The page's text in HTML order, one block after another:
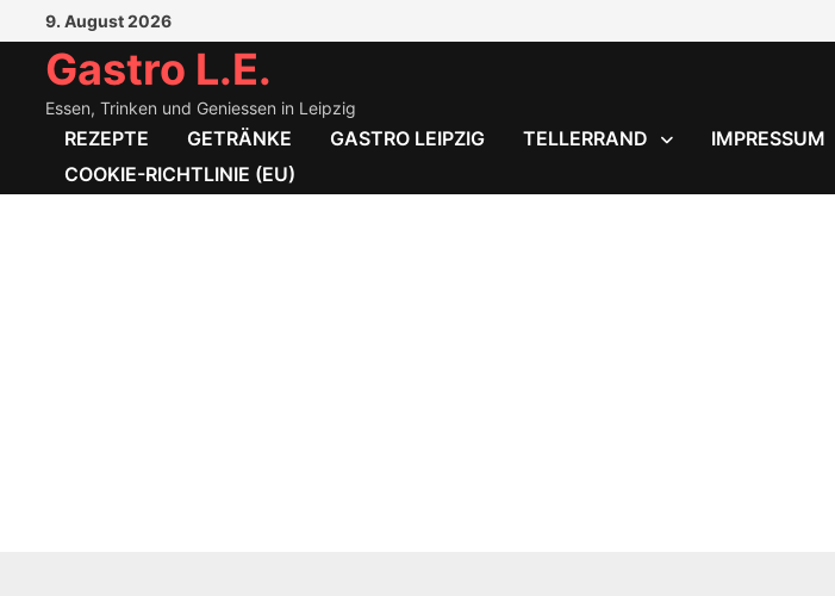
Inhalt
springen
9. August 2026
Gastro L.E.
Essen, Trinken und Geniessen in Leipzig
REZEPTE GETRÄNKE GASTRO LEIPZIG TELLERRAND IMPRESSUM
COOKIE-RICHTLINIE (EU)